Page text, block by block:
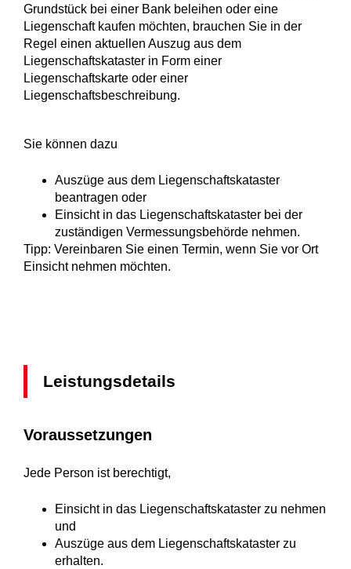
Grundstück bei einer Bank beleihen oder eine
Liegenschaft kaufen möchten, brauchen Sie in der
Regel einen aktuellen Auszug aus dem
Liegenschaftskataster in Form einer
Liegenschaftskarte oder einer
Liegenschaftsbeschreibung.
Sie können dazu
Auszüge aus dem Liegenschaftskataster
beantragen oder
Einsicht in das Liegenschaftskataster bei der
zuständigen Vermessungsbehörde nehmen.
Tipp: Vereinbaren Sie einen Termin, wenn Sie vor Ort
Einsicht nehmen möchten.
Leistungsdetails
Voraussetzungen
Jede Person ist berechtigt,
Einsicht in das Liegenschaftskataster zu nehmen
und
Auszüge aus dem Liegenschaftskataster zu
erhalten.